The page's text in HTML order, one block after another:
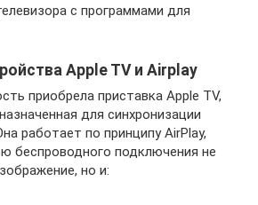
с программами для
Apple TV и Airplay
приобрела приставка Apple TV,
для синхронизации
работает по принципу AirPlay,
беспроводного подключения не
но и: